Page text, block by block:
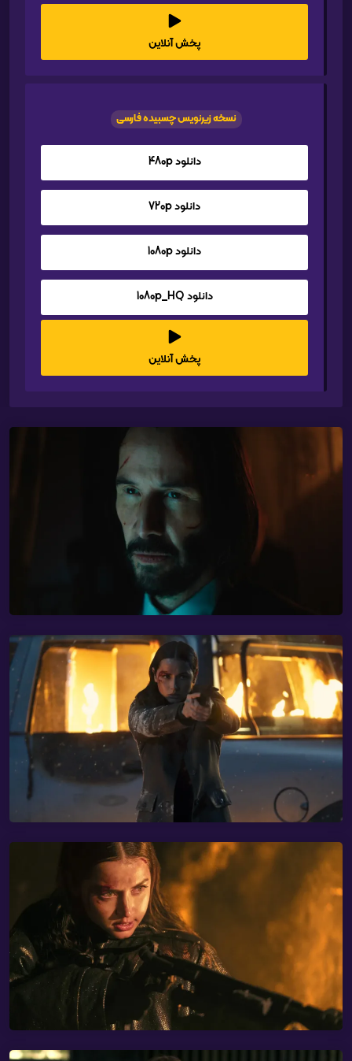
پخش آنلاین
نسخه زیرنویس چسبیده فارسی
دانلود 480p
دانلود 720p
دانلود 1080p
دانلود 1080p_HQ
پخش آنلاین